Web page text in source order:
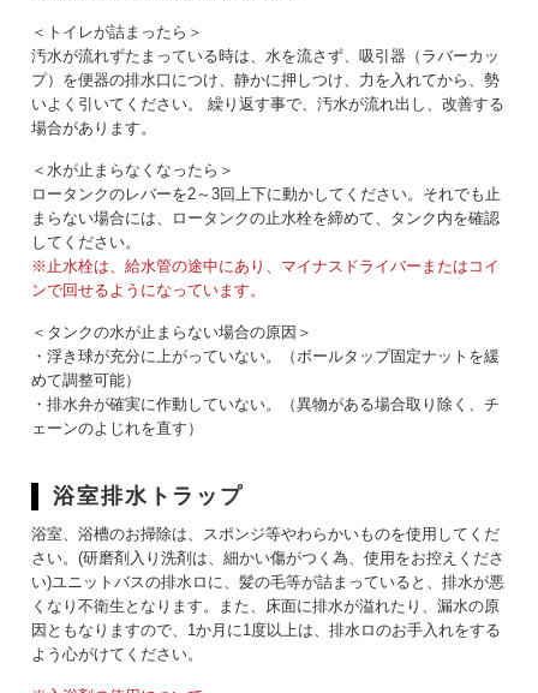
＜トイレが詰まったら＞
汚水が流れずたまっている時は、水を流さず、吸引器（ラバーカッ
プ）を便器の排水口につけ、静かに押しつけ、力を入れてから、勢
いよく引いてください。 繰り返す事で、汚水が流れ出し、改善する
場合があります。
＜水が止まらなくなったら＞
ロータンクのレバーを2～3回上下に動かしてください。それでも止
まらない場合には、ロータンクの止水栓を締めて、タンク内を確認
してください。
※止水栓は、給水管の途中にあり、マイナスドライバーまたはコイ
ンで回せるようになっています。
＜タンクの水が止まらない場合の原因＞
・浮き球が充分に上がっていない。（ボールタップ固定ナットを緩
めて調整可能）
・排水弁が確実に作動していない。（異物がある場合取り除く、チ
ェーンのよじれを直す）
浴室排水トラップ
浴室、浴槽のお掃除は、スポンジ等やわらかいものを使用してくだ
さい。(研磨剤入り洗剤は、細かい傷がつく為、使用をお控えくださ
い)ユニットバスの排水ロに、髪の毛等が詰まっていると、排水が悪
くなり不衛生となります。また、床面に排水が溢れたり、漏水の原
因ともなりますので、1か月に1度以上は、排水ロのお手入れをする
よう心がけてください。